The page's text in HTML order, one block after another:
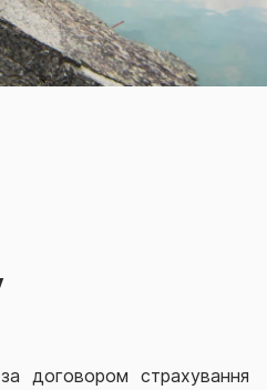
договором страхування